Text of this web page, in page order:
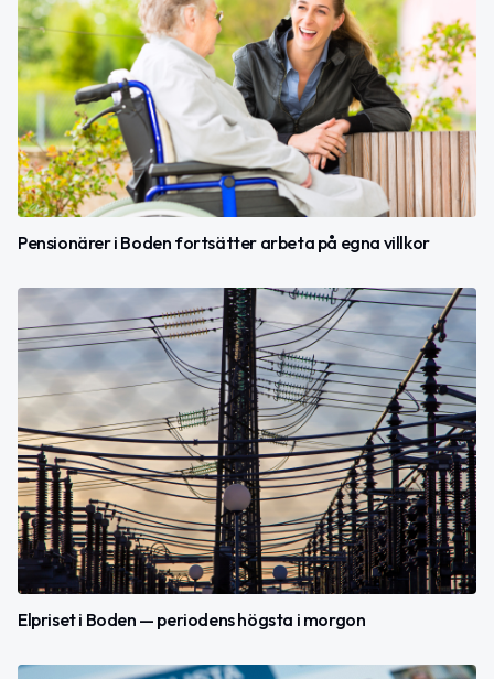
Pensionärer i Boden fortsätter arbeta på egna villkor
Elpriset i Boden — periodens högsta i morgon